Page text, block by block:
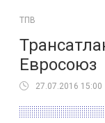
ТПВ
Евросоюз
27.07.2016 15:00